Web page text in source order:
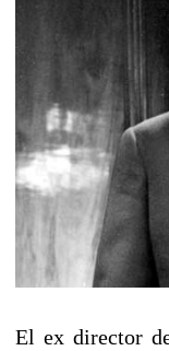
El ex director